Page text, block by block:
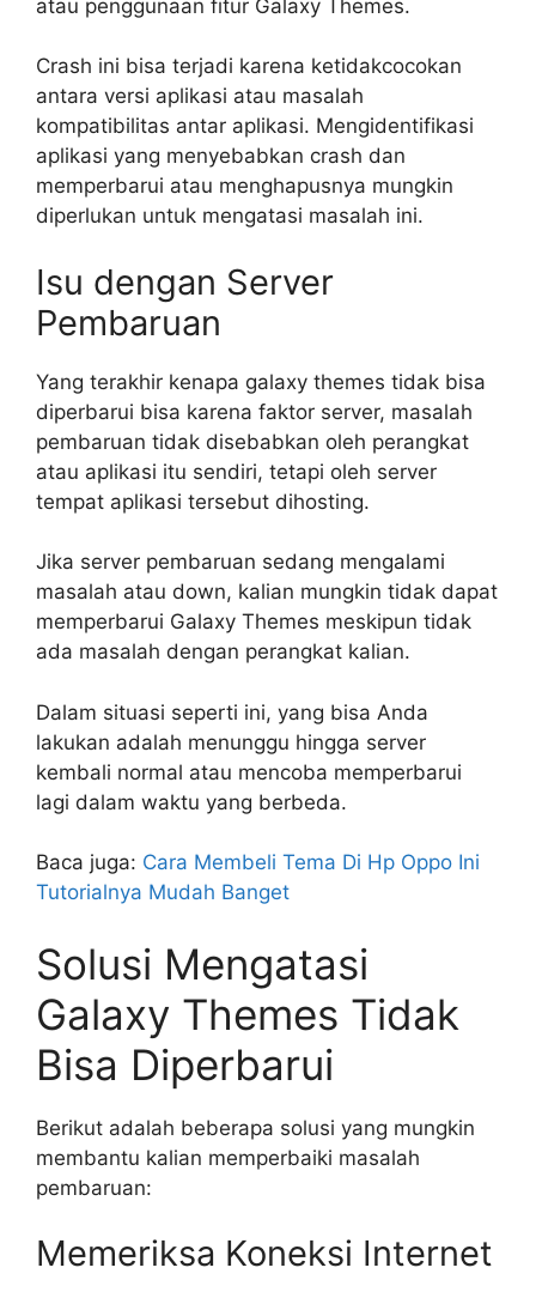
atau penggunaan fitur Galaxy Themes.
Crash ini bisa terjadi karena ketidakcocokan
antara versi aplikasi atau masalah
kompatibilitas antar aplikasi. Mengidentifikasi
aplikasi yang menyebabkan crash dan
memperbarui atau menghapusnya mungkin
diperlukan untuk mengatasi masalah ini.
Isu dengan Server
Pembaruan
Yang terakhir kenapa galaxy themes tidak bisa
diperbarui bisa karena faktor server, masalah
pembaruan tidak disebabkan oleh perangkat
atau aplikasi itu sendiri, tetapi oleh server
tempat aplikasi tersebut dihosting.
Jika server pembaruan sedang mengalami
masalah atau down, kalian mungkin tidak dapat
memperbarui Galaxy Themes meskipun tidak
ada masalah dengan perangkat kalian.
Dalam situasi seperti ini, yang bisa Anda
lakukan adalah menunggu hingga server
kembali normal atau mencoba memperbarui
lagi dalam waktu yang berbeda.
Baca juga: Cara Membeli Tema Di Hp Oppo Ini
Tutorialnya Mudah Banget
Solusi Mengatasi
Galaxy Themes Tidak
Bisa Diperbarui
Berikut adalah beberapa solusi yang mungkin
membantu kalian memperbaiki masalah
pembaruan:
Memeriksa Koneksi Internet